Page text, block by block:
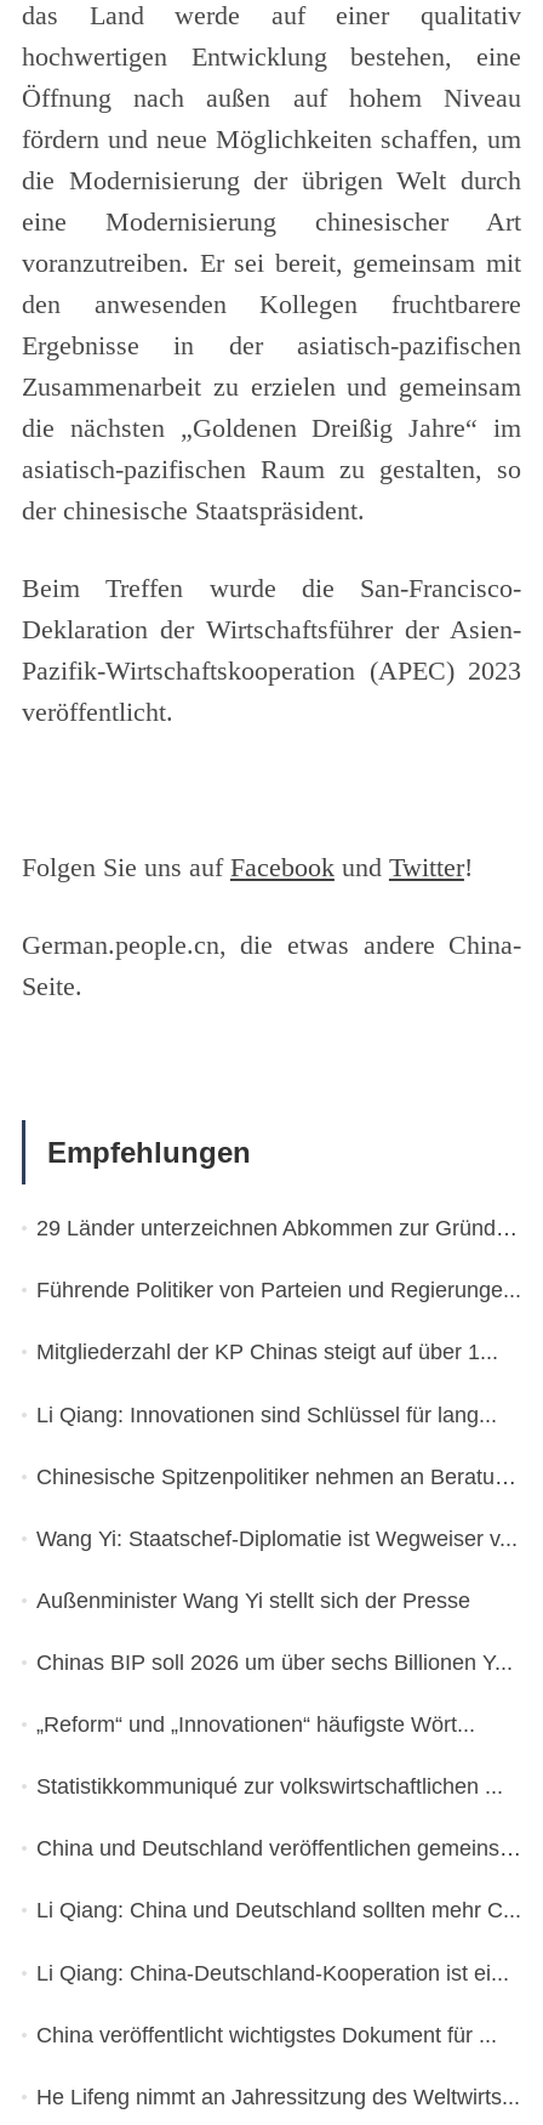
das Land werde auf einer qualitativ
hochwertigen Entwicklung bestehen, eine
Öffnung nach außen auf hohem Niveau
fördern und neue Möglichkeiten schaffen, um
die Modernisierung der übrigen Welt durch
eine Modernisierung chinesischer Art
voranzutreiben. Er sei bereit, gemeinsam mit
den anwesenden Kollegen fruchtbarere
Ergebnisse in der asiatisch-pazifischen
Zusammenarbeit zu erzielen und gemeinsam
die nächsten „Goldenen Dreißig Jahre“ im
asiatisch-pazifischen Raum zu gestalten, so
der chinesische Staatspräsident.
Beim Treffen wurde die San-Francisco-
Deklaration der Wirtschaftsführer der Asien-
Pazifik-Wirtschaftskooperation (APEC) 2023
veröffentlicht.
Folgen Sie uns auf Facebookund Twitter!
German.people.cn, die etwas andere China-
Seite.
Empfehlungen
29 Länder unterzeichnen Abkommen zur Gründung ...
Führende Politiker von Parteien und Regierunge...
Mitgliederzahl der KP Chinas steigt auf über 1...
Li Qiang: Innovationen sind Schlüssel für lang...
Chinesische Spitzenpolitiker nehmen an Beratun...
Wang Yi: Staatschef-Diplomatie ist Wegweiser v...
Außenminister Wang Yi stellt sich der Presse
Chinas BIP soll 2026 um über sechs Billionen Y...
„Reform“ und „Innovationen“ häufigste Wört...
Statistikkommuniqué zur volkswirtschaftlichen ...
China und Deutschland veröffentlichen gemeinsa...
Li Qiang: China und Deutschland sollten mehr C...
Li Qiang: China-Deutschland-Kooperation ist ei...
China veröffentlicht wichtigstes Dokument für ...
He Lifeng nimmt an Jahressitzung des Weltwirts...